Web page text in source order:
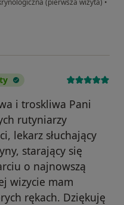
i troskliwa Pani
rutyniarzy
lekarz słuchający
starający się
o najnowszą
wizycie mam
rękach. Dziękuję